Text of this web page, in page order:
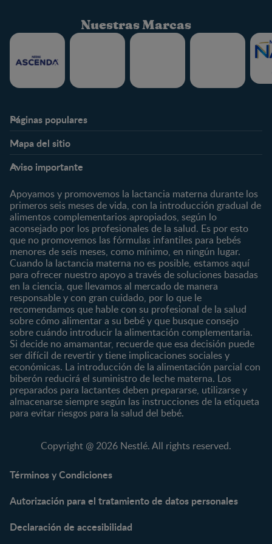
Nuestras Marcas
Páginas populares
Expertos en Nutrición
Preguntas Frecuentes
¿Quiénes somos?
Marcas y productos
Nuestros Productos
Nuestras Marcas
Mapa del sitio
Preconcepción
Embarazo
Posparto
0 a 4 meses
4 a 6 meses
6 a 8 meses
8 a 12 meses
12 a 24 meses
Desde 2 años
Preescolar
Escolar
Nutrición
Salud
Maternidad
Paternidad
Vida en familia
Marcas
CERELAC®
GERBER®
KLIM®
NAN® 3
NAN® Optipro® 3
NAN® Supreme 3
NESTUM®
Productos
Cereales Infantiles
Compotas y galletas
Fórmulas Infantiles
Vitaminas y Suplementos
Aviso importante
Apoyamos y promovemos la lactancia materna durante los
primeros seis meses de vida, con la introducción gradual de
alimentos complementarios apropiados, según lo
aconsejado por los profesionales de la salud. Es por esto
que no promovemos las fórmulas infantiles para bebés
menores de seis meses, como mínimo, en ningún lugar.
Cuando la lactancia materna no es posible, estamos aquí
para ofrecer nuestro apoyo a través de soluciones basadas
en la ciencia, que llevamos al mercado de manera
responsable y con gran cuidado, por lo que le
recomendamos que hable con su profesional de la salud
sobre cómo alimentar a su bebé y que busque consejo
sobre cuándo introducir la alimentación complementaria.
Si decide no amamantar, recuerde que esa decisión puede
ser difícil de revertir y tiene implicaciones sociales y
económicas. La introducción de la alimentación parcial con
biberón reducirá el suministro de leche materna. Los
preparados para lactantes deben prepararse, utilizarse y
almacenarse siempre según las instrucciones de la etiqueta
para evitar riesgos para la salud del bebé.
Copyright @ 2026 Nestlé. All rights reserved.
Términos y Condiciones
Autorización para el tratamiento de datos personales
Declaración de accesibilidad